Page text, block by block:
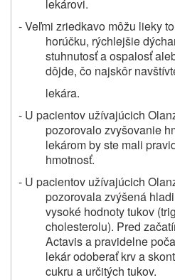
lekárovi.
- Veľmi zriedkavo môžu lieky
horúčku, rýchlejšie
stuhnutosť a ospalosť
dôjde, čo najskôr
lekára.
- U pacientov užívajúcich
pozorovalo zvyšovanie
lekárom by ste mali
hmotnosť.
- U pacientov užívajúcich
pozorovala zvýšená
vysoké hodnoty tukov
cholesterolu). Pred
Actavis a pravidelne
lekár odoberať krv a
cukru a určitých tukov.